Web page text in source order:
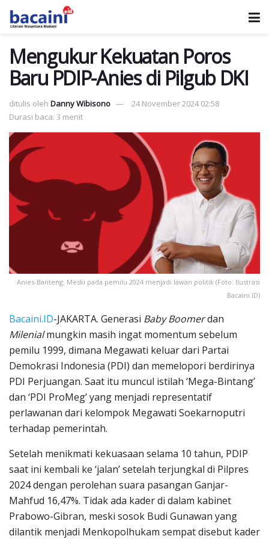
Mengukur Kekuatan Poros
Baru PDIP-Anies di Pilgub DKI
ditulis oleh Danny Wibisono
24 November 2024 02:58
Durasi baca: 3 menit
Anies-Banteng. Meski pada pemilu 2024 menjadi lawan politik (Foto: Ilustrasi
Bacaini.ID)
Bacaini.ID-JAKARTA. Generasi Baby Boomerdan
Milenialmungkin masih ingat momentum sebelum
pemilu 1999, dimana Megawati keluar dari Partai
Demokrasi Indonesia (PDI) dan memelopori berdirinya
PDI Perjuangan. Saat itu muncul istilah ‘Mega-Bintang’
dan ‘PDI ProMeg’ yang menjadi representatif
perlawanan dari kelompok Megawati Soekarnoputri
terhadap pemerintah.
Setelah menikmati kekuasaan selama 10 tahun, PDIP
saat ini kembali ke ‘jalan’ setelah terjungkal di Pilpres
2024 dengan perolehan suara pasangan Ganjar-
Mahfud 16,47%. Tidak ada kader di dalam kabinet
Prabowo-Gibran, meski sosok Budi Gunawan yang
dilantik menjadi Menkopolhukam sempat disebut kader